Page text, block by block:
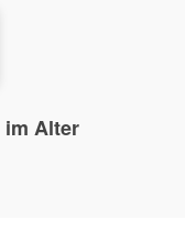
im Alter